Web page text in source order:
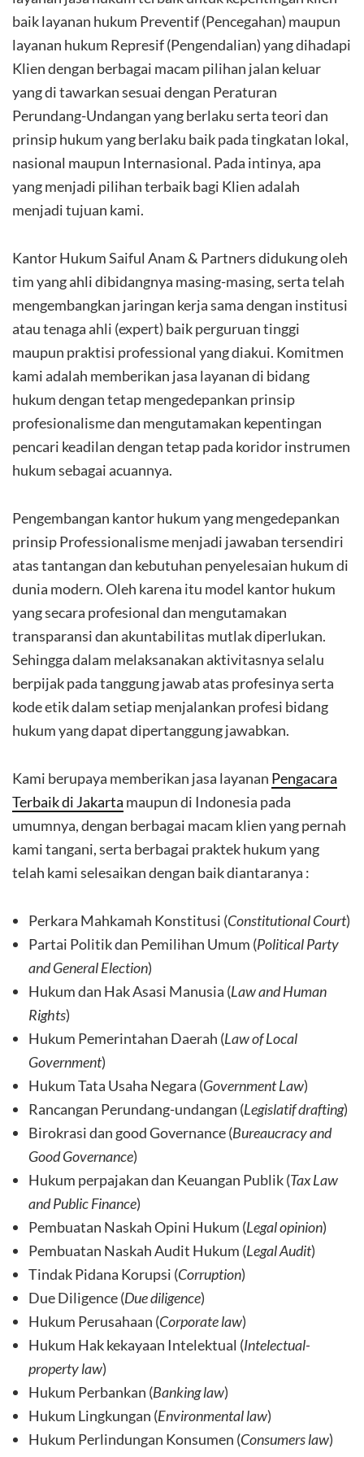
baik layanan hukum Preventif (Pencegahan) maupun
layanan hukum Represif (Pengendalian) yang dihadapi
Klien dengan berbagai macam pilihan jalan keluar
yang di tawarkan sesuai dengan Peraturan
Perundang-Undangan yang berlaku serta teori dan
prinsip hukum yang berlaku baik pada tingkatan lokal,
nasional maupun Internasional. Pada intinya, apa
yang menjadi pilihan terbaik bagi Klien adalah
menjadi tujuan kami.
Kantor Hukum Saiful Anam & Partners didukung oleh
tim yang ahli dibidangnya masing-masing, serta telah
mengembangkan jaringan kerja sama dengan institusi
atau tenaga ahli (expert) baik perguruan tinggi
maupun praktisi professional yang diakui. Komitmen
kami adalah memberikan jasa layanan di bidang
hukum dengan tetap mengedepankan prinsip
profesionalisme dan mengutamakan kepentingan
pencari keadilan dengan tetap pada koridor instrumen
hukum sebagai acuannya.
Pengembangan kantor hukum yang mengedepankan
prinsip Professionalisme menjadi jawaban tersendiri
atas tantangan dan kebutuhan penyelesaian hukum di
dunia modern. Oleh karena itu model kantor hukum
yang secara profesional dan mengutamakan
transparansi dan akuntabilitas mutlak diperlukan.
Sehingga dalam melaksanakan aktivitasnya selalu
berpijak pada tanggung jawab atas profesinya serta
kode etik dalam setiap menjalankan profesi bidang
hukum yang dapat dipertanggung jawabkan.
Kami berupaya memberikan jasa layanan Pengacara
Terbaik di Jakarta maupun di Indonesia pada
umumnya, dengan berbagai macam klien yang pernah
kami tangani, serta berbagai praktek hukum yang
telah kami selesaikan dengan baik diantaranya :
Perkara Mahkamah Konstitusi (Constitutional Court)
Partai Politik dan Pemilihan Umum (Political Party
and General Election)
Hukum dan Hak Asasi Manusia (Law and Human
Rights)
Hukum Pemerintahan Daerah (Law of Local
Government)
Hukum Tata Usaha Negara (Government Law)
Rancangan Perundang-undangan (Legislatif drafting)
Birokrasi dan good Governance (Bureaucracy and
Good Governance)
Hukum perpajakan dan Keuangan Publik (Tax Law
and Public Finance)
Pembuatan Naskah Opini Hukum (Legal opinion)
Pembuatan Naskah Audit Hukum (Legal Audit)
Tindak Pidana Korupsi (Corruption)
Due Diligence (Due diligence)
Hukum Perusahaan (Corporate law)
Hukum Hak kekayaan Intelektual (Intelectual-
property law)
Hukum Perbankan (Banking law)
Hukum Lingkungan (Environmental law)
Hukum Perlindungan Konsumen (Consumers law)